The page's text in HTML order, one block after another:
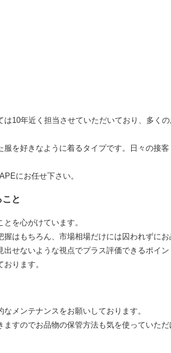
10年近く担当させていただいており、多く
を好きなように着るタイプです。日々の接
にお任せ下さい。
と
を心がけています。
はもちろん、市場相場だけには囚われずに
せないような視点でプラス評価できるポイ
ります。
メンテナンスをお願いしております。
すのでお品物の保管方法も気を使っていた